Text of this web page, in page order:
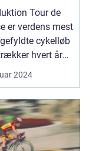
af
i
Tour de
er verdens mest
cykelløb
hvert år
2024